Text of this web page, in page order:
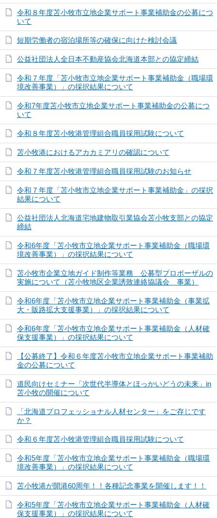
令和８年度苫小牧市立地企業サポート事業補助金の公募につ
いて
短期労働者の宿泊場所等の確保に向けた検討会議
公益社団法人全日本不動産協会北海道本部との協定締結
令和７年度「苫小牧市立地企業サポート事業補助金（職場環
境改善事業）」の採択結果について
令和7年度苫小牧市立地企業サポート事業補助金の公募につ
いて
令和８年度苫小牧港管理組合職員採用試験について
苫小牧港におけるアカカミアリの確認について
令和７年度苫小牧港管理組合職員採用試験のお知らせ
令和７年度「苫小牧市立地企業サポート事業補助金」の採択
結果について
公益社団法人北海道宅地建物取引業協会苫小牧支部との協定
締結
令和6年度「苫小牧市立地企業サポート事業補助金（職場環
境改善事業）」の採択結果について
苫小牧市企業立地ガイド制作等業務 公募型プロポーザルの
実施について（苫小牧地区企業誘致連絡協議会 事業）
令和6年度「苫小牧市立地企業サポート事業補助金（事業拡
大・販路拡大支援事業）」の採択結果について
令和6年度「苫小牧市立地企業サポート事業補助金（人材確
保支援事業）」の採択結果について
【公募終了】令和６年度苫小牧市立地企業サポート事業補助
金の公募について
道民向けセミナー「次世代半導体とほっかいどうの未来」in
苫小牧の開催について
「北海道プロフェッショナル人材センター」をご存じです
か？
令和６年度苫小牧港管理組合職員採用試験について
令和5年度「苫小牧市立地企業サポート事業補助金（職場環
境改善事業）」の採択結果について
苫小牧港が開港60周年！！各種記念事業を開催します！！
令和5年度「苫小牧市立地企業サポート事業補助金（人材確
保支援事業）」の採択結果について